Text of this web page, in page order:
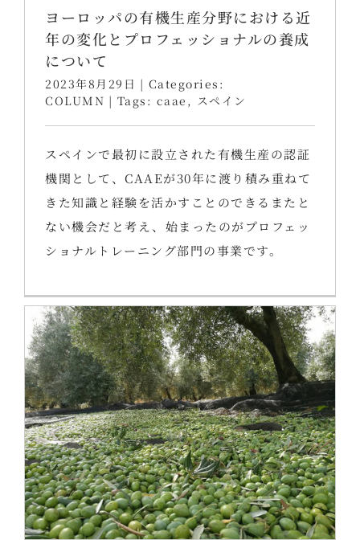
ヨーロッパの有機生産分野における近
年の変化とプロフェッショナルの養成
について
2023年8月29日 | Categories:
COLUMN | Tags: caae , スペイン
スペインで最初に設立された有機生産の認証
機関として、CAAEが30年に渡り積み重ねて
きた知識と経験を活かすことのできるまたと
ない機会だと考え、始まったのがプロフェッ
ショナルトレーニング部門の事業です。